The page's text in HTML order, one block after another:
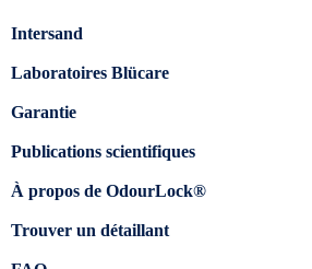
Intersand
Laboratoires Blücare
Garantie
Publications scientifiques
À propos de OdourLock®
Trouver un détaillant